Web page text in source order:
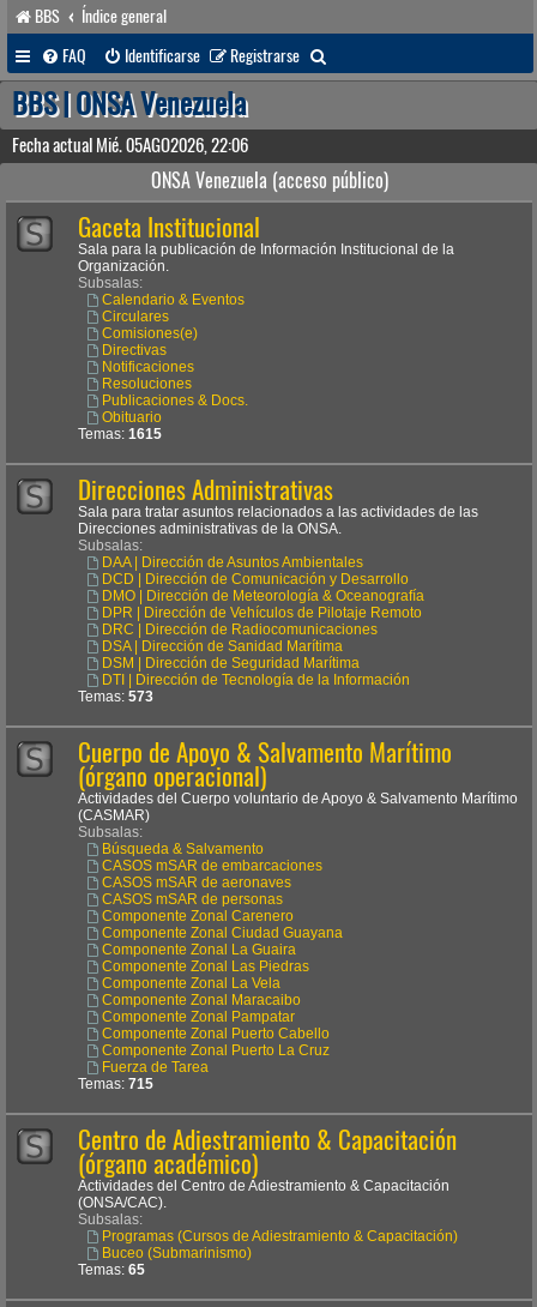
BBS
Índice general
FAQ
Identificarse Registrarse
u
a
BBS | ONSA Venezuela
Fecha actual Mié. 05AGO2026, 22:06
ONSA Venezuela (acceso público)
Gaceta Institucional
Sala para la publicación de Información Institucional de la
Organización.
Subsalas:
Calendario & Eventos
Circulares
Comisiones(e)
Directivas
Notificaciones
Resoluciones
Publicaciones & Docs.
Obituario
Temas: 1615
Direcciones Administrativas
Sala para tratar asuntos relacionados a las actividades de las
Direcciones administrativas de la ONSA.
Subsalas:
DAA | Dirección de Asuntos Ambientales
DCD | Dirección de Comunicación y Desarrollo
DMO | Dirección de Meteorología & Oceanografía
DPR | Dirección de Vehículos de Pilotaje Remoto
DRC | Dirección de Radiocomunicaciones
DSA | Dirección de Sanidad Marítima
DSM | Dirección de Seguridad Marítima
DTI | Dirección de Tecnología de la Información
Temas: 573
Cuerpo de Apoyo & Salvamento Marítimo
(órgano operacional)
Actividades del Cuerpo voluntario de Apoyo & Salvamento Marítimo
(CASMAR)
Subsalas:
Búsqueda & Salvamento
CASOS mSAR de embarcaciones
CASOS mSAR de aeronaves
CASOS mSAR de personas
Componente Zonal Carenero
Componente Zonal Ciudad Guayana
Componente Zonal La Guaira
Componente Zonal Las Piedras
Componente Zonal La Vela
Componente Zonal Maracaibo
Componente Zonal Pampatar
Componente Zonal Puerto Cabello
Componente Zonal Puerto La Cruz
Fuerza de Tarea
Temas: 715
Centro de Adiestramiento & Capacitación
(órgano académico)
Actividades del Centro de Adiestramiento & Capacitación
(ONSA/CAC).
Subsalas:
Programas (Cursos de Adiestramiento & Capacitación)
Buceo (Submarinismo)
Temas: 65